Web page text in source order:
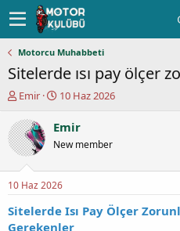
Motorcu Muhabbeti
Sitelerde ısı pay ölçer
K
n
u
y
b
a
ş
Emir
B
ş
a
g
ı
ç
t
10 Haz 2026
Emir
New member
10 Haz 2026
Sitelerde Isı Pay Ölçer
Gerekenler